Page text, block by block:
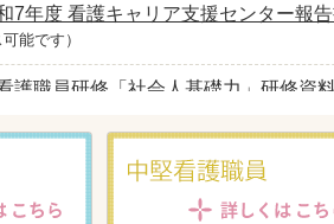
和7年度 看護キャリア支援センター報
能です）
護職員研修「社会人基礎力」研修資
護職員対象「院内BLS・AED」研修
護職員対象 役割別研修プログラム：